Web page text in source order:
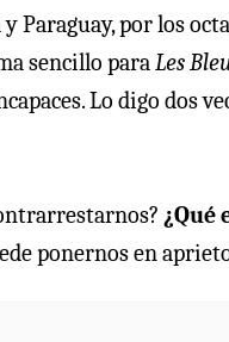
Paraguay, por los
sencillo paraLes
Lo digo dos
¿Qué
ponernos en